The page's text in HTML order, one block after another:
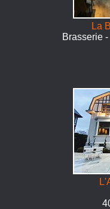
La
Brasserie